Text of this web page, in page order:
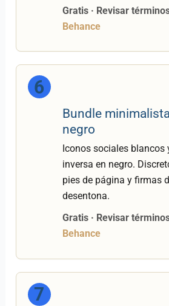
Gratis · Revisar
Behance
6
Bundle
negro
Iconos sociales blancos
inversa en negro.
pies de página y firmas
desentona.
Gratis · Revisar
Behance
7